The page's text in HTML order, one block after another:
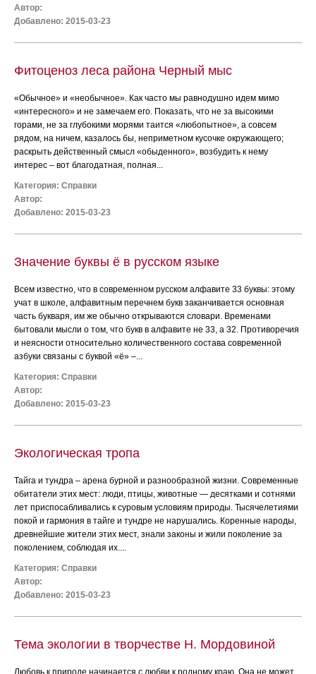
Автор:
Добавлено: 2015-03-23
Фитоценоз леса района Черный мыс
«Обычное» и «необычное». Как часто мы равнодушно идем мимо
«интересного» и не замечаем его. Показать, что не за высокими
горами, не за глубокими морями таится «любопытное», а совсем
рядом, на ничем, казалось бы, неприметном кусочке окружающего;
раскрыть действенный смысл «обыденного», возбудить к нему
интерес – вот благодатная, полная...
Категория: Справки
Автор:
Добавлено: 2015-03-23
Значение буквы ё в русском языке
Всем известно, что в современном русском алфавите 33 буквы: этому
учат в школе, алфавитным перечнем букв заканчивается основная
часть букваря, им же обычно открываются словари. Временами
бытовали мысли о том, что букв в алфавите не 33, а 32. Противоречия
и неясности относительно количественного состава современной
азбуки связаны с буквой «ё» –...
Категория: Справки
Автор:
Добавлено: 2015-03-23
Экологическая тропа
Тайга и тундра – арена бурной и разнообразной жизни. Современные
обитатели этих мест: люди, птицы, животные — десятками и сотнями
лет приспосабливались к суровым условиям природы. Тысячелетиями
покой и гармония в тайге и тундре не нарушались. Коренные народы,
древнейшие жители этих мест, знали законы и жили поколение за
поколением, соблюдая их....
Категория: Справки
Автор:
Добавлено: 2015-03-23
Тема экологии в творчестве Н. Мордовиной
Любовь к природе начинается с любви к родному краю. Она не может